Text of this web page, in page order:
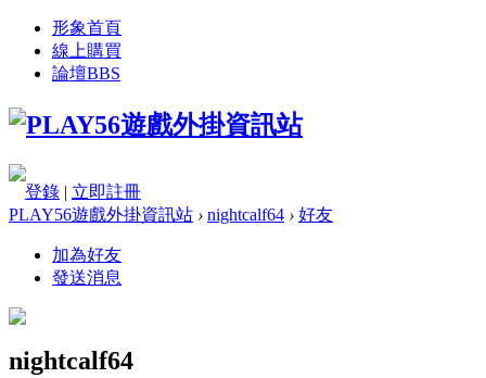
形象首頁
線上購買
論壇BBS
登錄 | 立即註冊
PLAY56遊戲外掛資訊站 › nightcalf64 › 好友
加為好友
發送消息
nightcalf64